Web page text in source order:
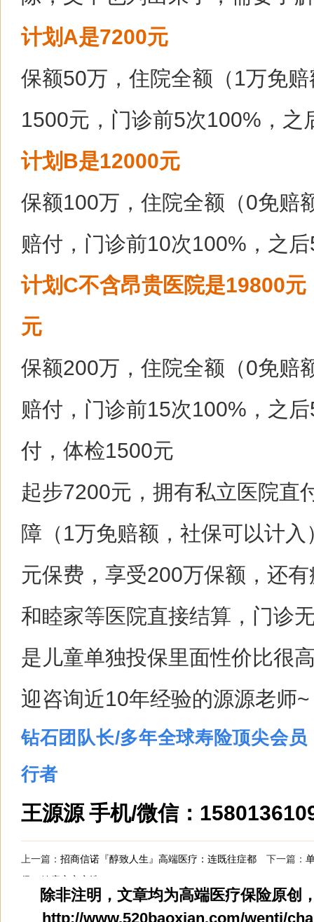
计划A是7200元
保额50万，住院全额（1万免
1500元，门诊前5次100%，之
计划B是12000元
保额100万，住院全额（0免赔
赔付，门诊前10次100%，之
计划C不含昂贵医院是19800
元
保额200万，住院全额（0免赔
赔付，门诊前15次100%，之
付，体检1500元
起步7200元，拥有私立医院直
障（1万免赔额，社保可以计
元保费，享受200万保额，还
和睦家等医院直接结算，门诊
是儿童单独投保里面性价比很
迎咨询近10年经验的源源老师~
钻石团队长/多年全球寿险顶尖会
行者
王源源 手机/微信：
上一篇： 招商信诺『醇致人生』高端医疗：连既往症都
保，健康安心之选！
下一篇：
除非注明，文章均为高端医疗保险原创
http://www.520baoxian.com/wenti/